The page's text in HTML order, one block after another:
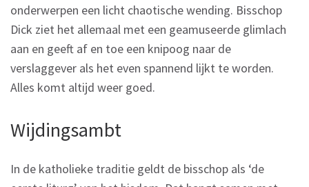
onderwerpen een licht chaotische wending. Bisschop
Dick ziet het allemaal met een geamuseerde glimlach
aan en geeft af en toe een knipoog naar de
verslaggever als het even spannend lijkt te worden.
Alles komt altijd weer goed.
Wijdingsambt
In de katholieke traditie geldt de bisschop als ‘de